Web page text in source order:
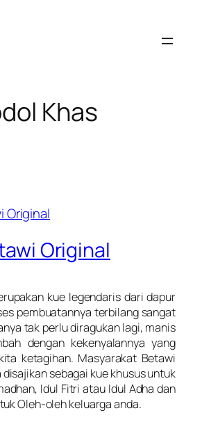
Khas
Original
kue legendaris dari dapur
pembuatannya terbilang sangat
tak perlu diragukan lagi, manis
dengan kekenyalannya yang
ketagihan. Masyarakat Betawi
sebagai kue khusus untuk
Idul Fitri atau Idul Adha dan
Oleh-oleh keluarga anda.